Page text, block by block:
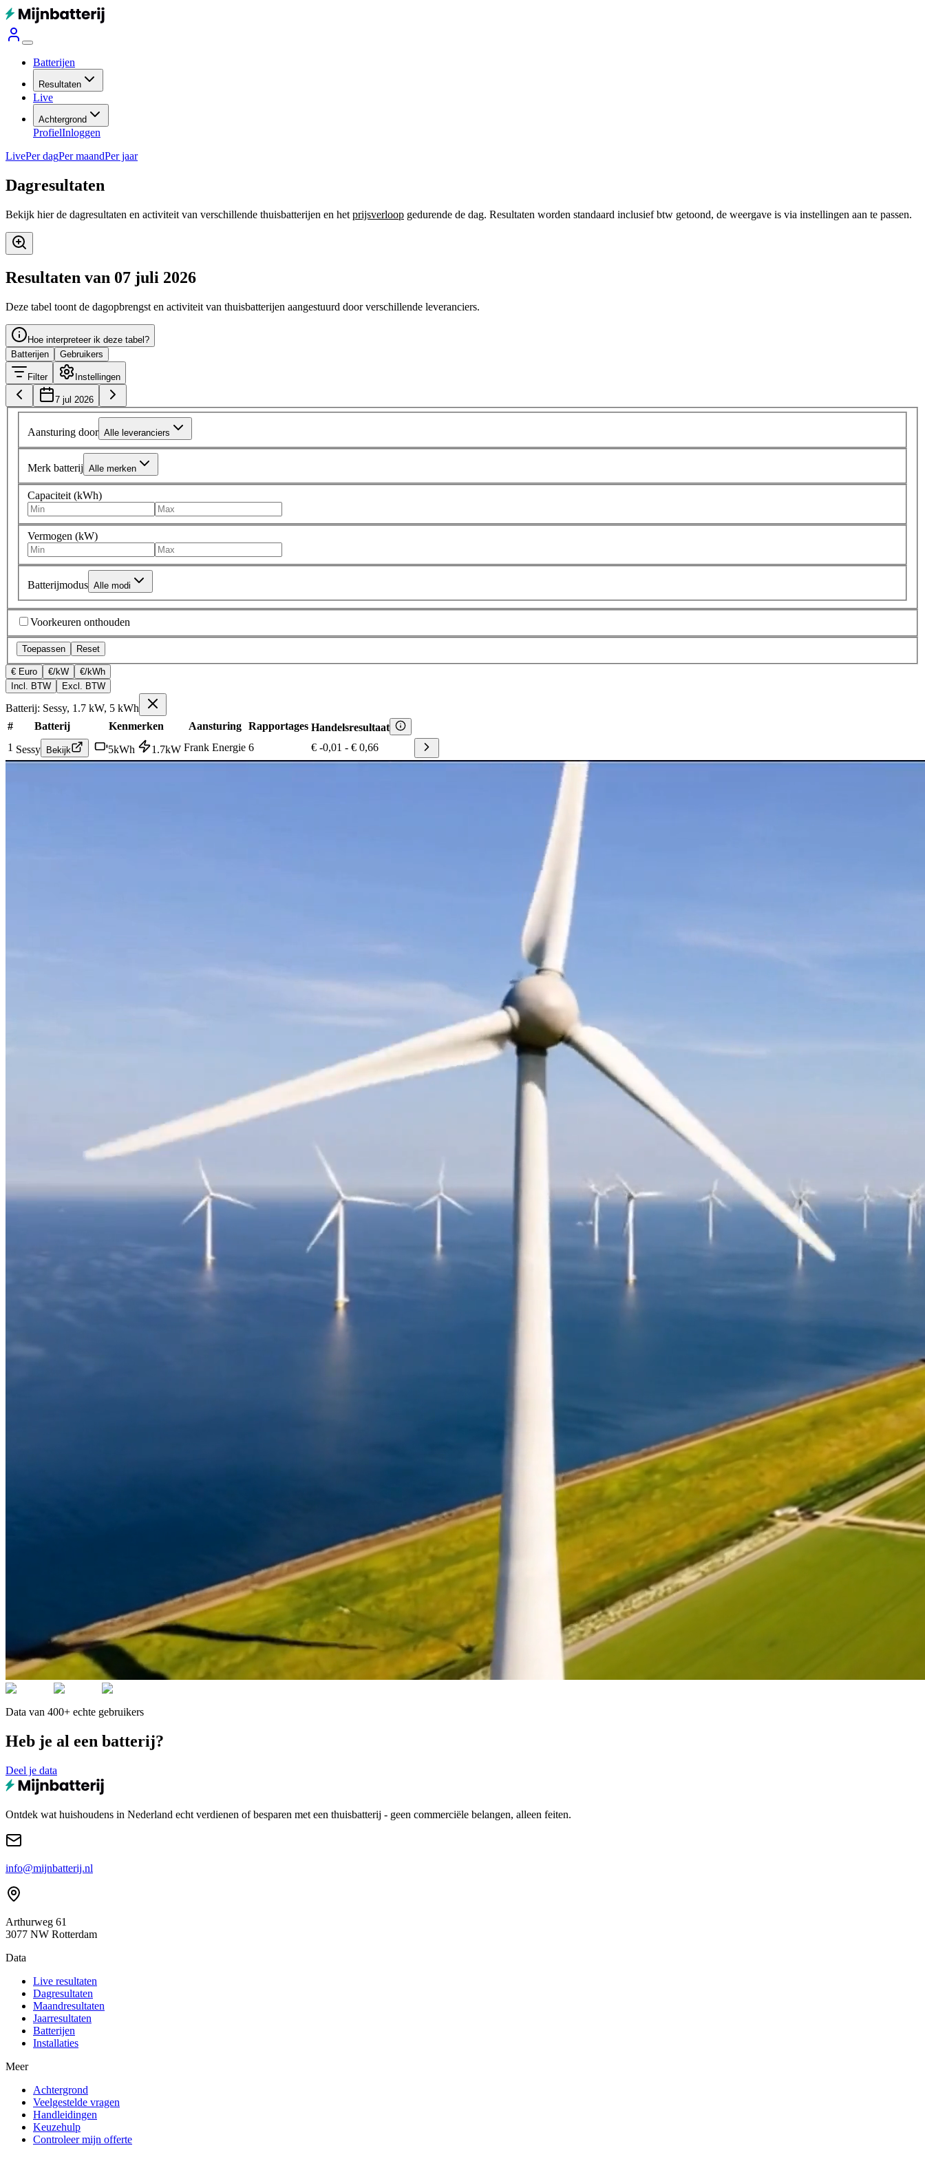
Batterijen
Resultaten
Live
Achtergrond
ProfielInloggen
LivePer dagPer maandPer jaar
Dagresultaten
Bekijk hier de dagresultaten en activiteit van verschillende thuisbatterijen en het prijsverloop gedurende de dag. Resultaten worden standaard inclusief btw getoond, de weergave is via instellingen aan te passen.
Resultaten van 07 juli 2026
Deze tabel toont de dagopbrengst en activiteit van thuisbatterijen aangestuurd door verschillende leveranciers.
Hoe interpreteer ik deze tabel?
Batterijen
Gebruikers
Filter Instellingen
7 jul 2026
Aansturing door Alle leveranciers
Merk batterij Alle merken
Capaciteit (kWh)
Vermogen (kW)
Batterijmodus Alle modi
Voorkeuren onthouden
Toepassen Reset
€ Euro €/kW
€/kWh
Incl. BTW
Excl. BTW
Batterij: Sessy, 1.7 kW, 5 kWh
#
Batterij Kenmerken Aansturing Rapportages Handelsresultaat
1 Sessy Bekijk 5kWh 1.7kW Frank Energie 6 € -0,01 - € 0,66
Data van 400+ echte gebruikers
Heb je al een batterij?
Deel je data
Ontdek wat huishoudens in Nederland echt verdienen of besparen met een thuisbatterij - geen commerciële belangen, alleen feiten.
info@mijnbatterij.nl
Arthurweg 61
3077 NW Rotterdam
Data
Live resultaten
Dagresultaten
Maandresultaten
Jaarresultaten
Batterijen
Installaties
Meer
Achtergrond
Veelgestelde vragen
Handleidingen
Keuzehulp
Controleer mijn offerte